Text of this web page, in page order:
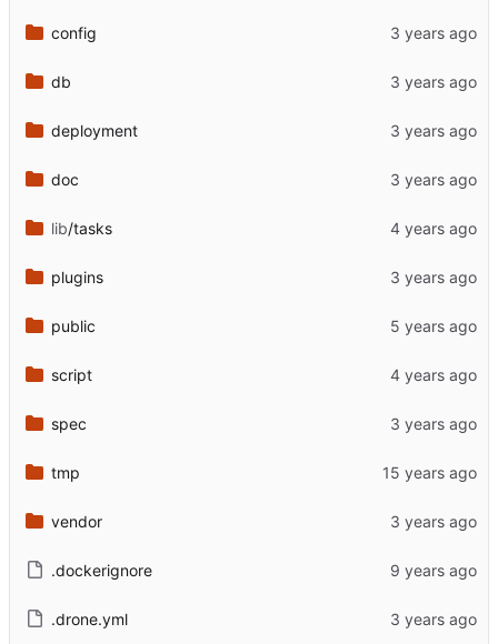
config
db
deployment
doc
lib/tasks
plugins
public
script
spec
tmp
vendor
.dockerignore
.drone.yml